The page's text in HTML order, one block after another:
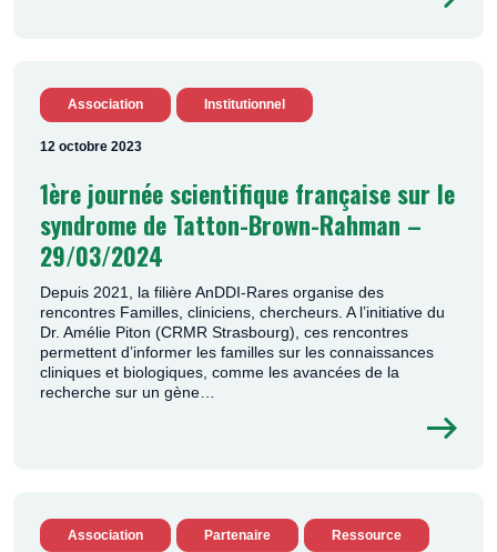
Association Institutionnel
12 octobre 2023
1ère journée scientifique française sur le
syndrome de Tatton-Brown-Rahman –
29/03/2024
Depuis 2021, la filière AnDDI-Rares organise des
rencontres Familles, cliniciens, chercheurs. A l’initiative du
Dr. Amélie Piton (CRMR Strasbourg), ces rencontres
permettent d’informer les familles sur les connaissances
cliniques et biologiques, comme les avancées de la
recherche sur un gène…
Association Partenaire Ressource